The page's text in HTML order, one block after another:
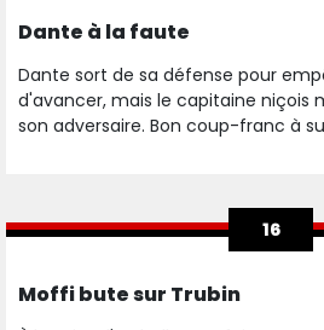
Dante à la faute
Dante sort de sa défense pour
d'avancer, mais le capitaine niçois
son adversaire. Bon coup-franc à
16
Moffi bute sur Trubin